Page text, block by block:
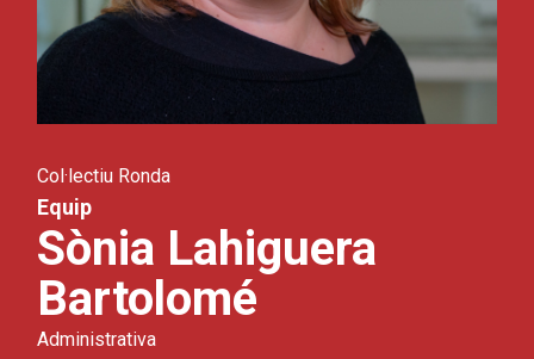
Col·lectiu Ronda
Equip
Sònia Lahiguera
Bartolomé
Administrativa